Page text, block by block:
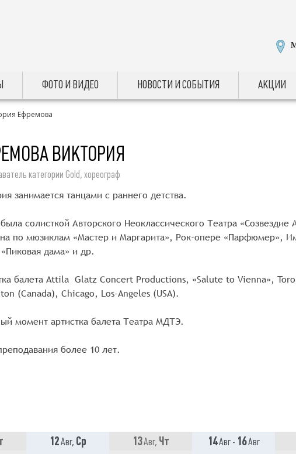
ФОТО И ВИДЕО НОВОСТИ И СОБЫТИЯ АКЦИИ
Ефремова
ВИКТОРИЯ
категории Gold, хореограф
занимается танцами с раннего детства.
солисткой Авторского Неоклассического Театра «Созвездие
по мюзиклам «Мастер и Маргарита», Рок-опере «Парфюмер»,
дама» и др.
балета Attila Glatz Concert Productions, «Salute to Vienna»,
(Canada), Chicago, Los-Angeles (USA).
момент артистка балета Театра МДТЭ.
более 10 лет.
12Авг, Ср 13Авг, Чт 14Авг - 16Авг